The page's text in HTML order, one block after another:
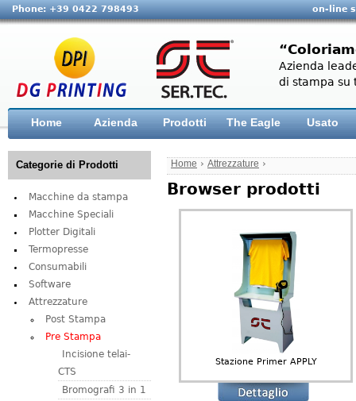
Phone: +39 0422 798493 on-line
Azienda
di stampa su
Home Azienda Prodotti The Eagle Usato
Categorie di Prodotti
Macchine da stampa
Macchine Speciali
Plotter Digitali
Termopresse
Consumabili
Software
Attrezzature
Post Stampa
Pre Stampa
Incisione telai-
CTS
Bromografi 3 in 1
Home › Attrezzature ›
Browser prodotti
Stazione Primer APPLY